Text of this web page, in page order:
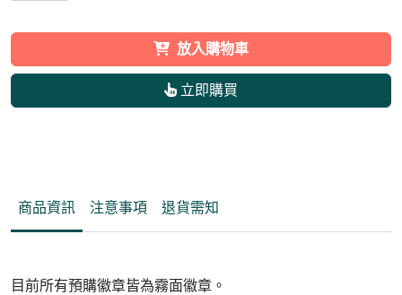
放入購物車
立即購買
商品資訊 注意事項 退貨需知
目前所有預購徽章皆為霧面徽章。